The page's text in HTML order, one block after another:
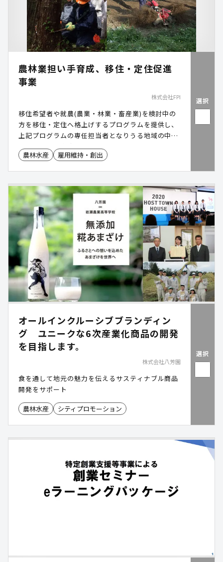
農林業担い手育成、移住・定住促進
事業
株式会社FPI
移住希望者や就農(農業・林業・畜産業)を検討中の
方を移住・定住へ格上げするプログラムを提供し、
上記プログラムの専任担当者となりうる地域の中核
人材を紹介・育成する事業
農林水産
雇用維持・創出
選択
オールインクルーシブブランディン
グ ユニークな6次産業化商品の開発
を目指します。
株式会社八芳園
食を通して地元の魅力を伝えるサスティナブル商品
開発をサポート
農林水産 シティプロモーション
選択